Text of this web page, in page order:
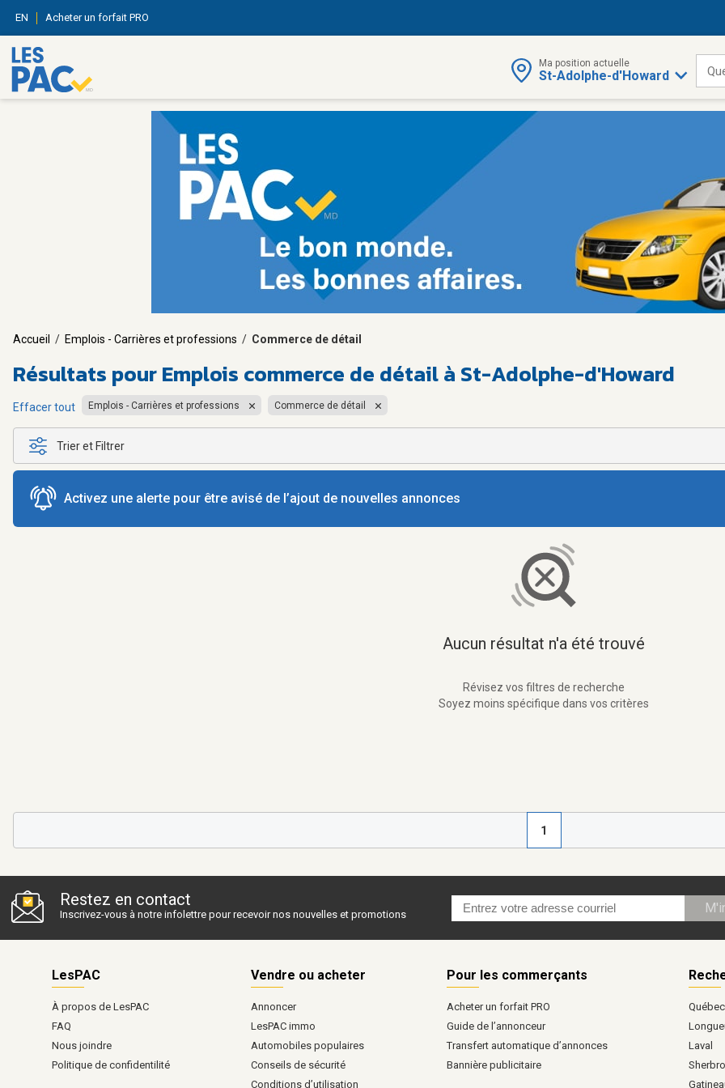
EN Acheter un forfait PRO
Ma position actuelle
St-Adolphe-d'Howard
Accueil / Emplois - Carrières et professions / Commerce de détail
Résultats pourEmplois commerce de détail à St-Adolphe-d'Howard
Effacer tout Emplois - Carrières et professions Commerce de détail
Trier et Filtrer
Activez une alerte pour être avisé de l’ajout de nouvelles annonces
Aucun résultat n'a été trouvé
Révisez vos filtres de recherche
Soyez moins spécifique dans vos critères
1
Restez en contact
Inscrivez-vous à notre infolettre pour recevoir nos nouvelles et promotions
LesPAC
À propos de LesPAC
FAQ
Nous joindre
Politique de confidentilité
Vendre ou acheter
Annoncer
LesPAC immo
Automobiles populaires
Conseils de sécurité
Conditions d’utilisation
Pour les commerçants
Acheter un forfait PRO
Guide de l’annonceur
Transfert automatique d’annonces
Bannière publicitaire
Québec
Laval